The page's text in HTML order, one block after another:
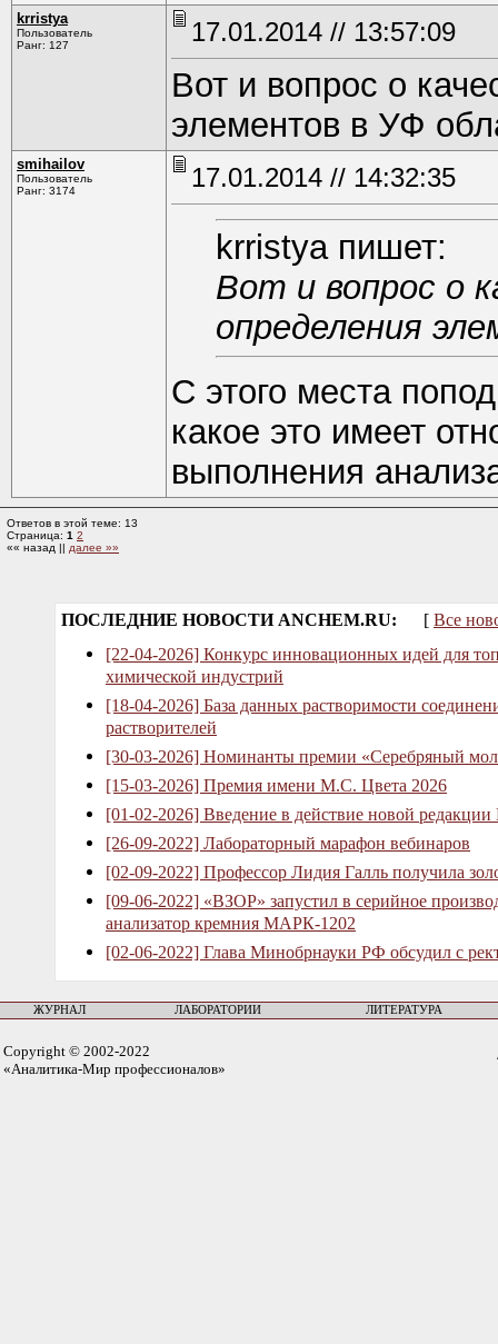
krristya
Пользователь
Ранг: 127
17.01.2014 // 13:57:09
Вот и вопрос о
элементов в УФ
smihаilоv
Пользователь
Ранг: 3174
17.01.2014 // 14:32:35
krristya пишет:
Вот и вопрос о
определения
С этого места
какое это имеет
выполнения
Ответов в этой теме: 13
Страница: 1 2
«« назад || далее »»
ПОСЛЕДНИЕ НОВОСТИ ANCHEM.RU: [ Все
[22-04-2026] Конкурс инновационных идей для
химической индустрий
[18-04-2026] База данных растворимости
растворителей
[30-03-2026] Номинанты премии «Серебряный
[15-03-2026] Премия имени М.С. Цвета 2026
[01-02-2026] Введение в действие новой
[26-09-2022] Лабораторный марафон вебинаров
[02-09-2022] Профессор Лидия Галль получила
[09-06-2022] «ВЗОР» запустил в серийное
анализатор кремния МАРК-1202
[02-06-2022] Глава Минобрнауки РФ обсудил с
ЖУРНАЛ ЛАБОРАТОРИИ ЛИТЕРАТУРА
Copyright © 2002-2022
«Аналитика-Мир профессионалов»